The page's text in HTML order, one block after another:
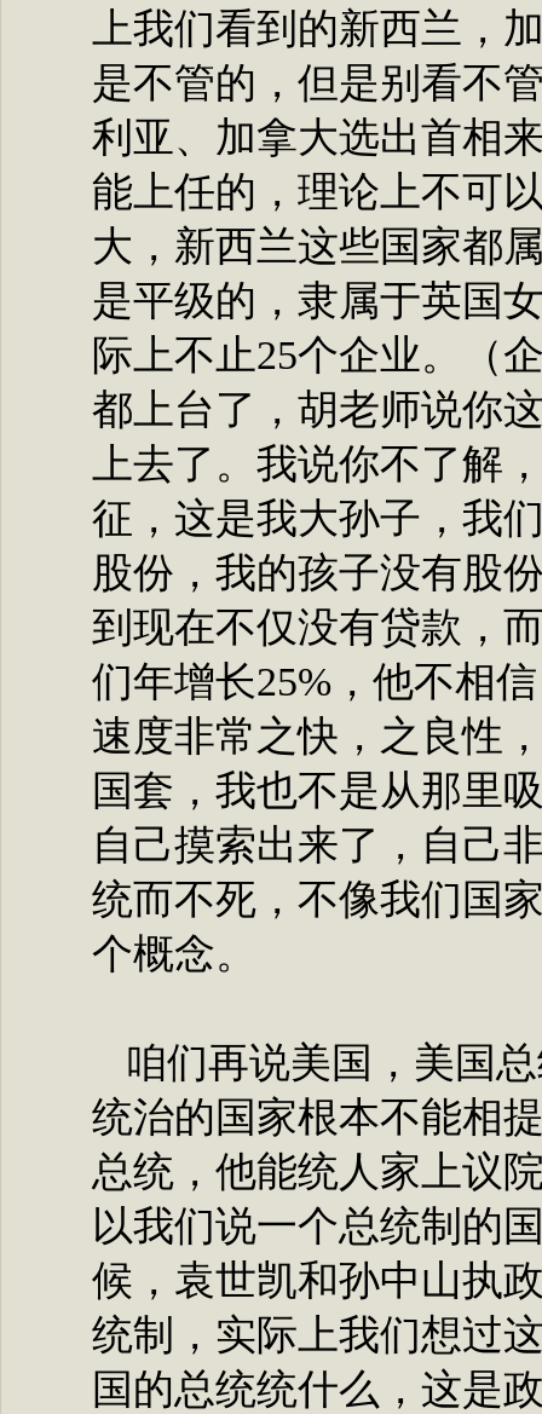
上我们看到的新西兰，
是不管的，但是别看不
利亚、加拿大选出首相
能上任的，理论上不可
大，新西兰这些国家都
是平级的，隶属于英国
际上不止25个企业。（
都上台了，胡老师说你
上去了。我说你不了解
征，这是我大孙子，我
股份，我的孩子没有股
到现在不仅没有贷款，
们年增长25%，他不相
速度非常之快，之良性
国套，我也不是从那里
自己摸索出来了，自己
统而不死，不像我们国
个概念。
咱们再说美国，美国
统治的国家根本不能相
总统，他能统人家上议
以我们说一个总统制的
候，袁世凯和孙中山执
统制，实际上我们想过
国的总统统什么，这是